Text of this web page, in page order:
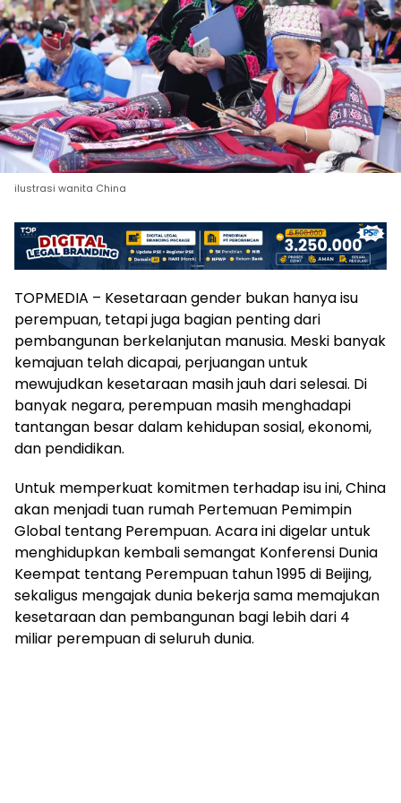
ilustrasi wanita China
TOPMEDIA – Kesetaraan gender bukan hanya isu
perempuan, tetapi juga bagian penting dari
pembangunan berkelanjutan manusia. Meski banyak
kemajuan telah dicapai, perjuangan untuk
mewujudkan kesetaraan masih jauh dari selesai. Di
banyak negara, perempuan masih menghadapi
tantangan besar dalam kehidupan sosial, ekonomi,
dan pendidikan.
Untuk memperkuat komitmen terhadap isu ini, China
akan menjadi tuan rumah Pertemuan Pemimpin
Global tentang Perempuan. Acara ini digelar untuk
menghidupkan kembali semangat Konferensi Dunia
Keempat tentang Perempuan tahun 1995 di Beijing,
sekaligus mengajak dunia bekerja sama memajukan
kesetaraan dan pembangunan bagi lebih dari 4
miliar perempuan di seluruh dunia.